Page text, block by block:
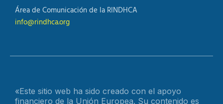
Área de Comunicación de la RINDHCA
info@rindhca.org
«Este sitio web ha sido creado con el apoyo
financiero de la Unión Europea. Su contenido es